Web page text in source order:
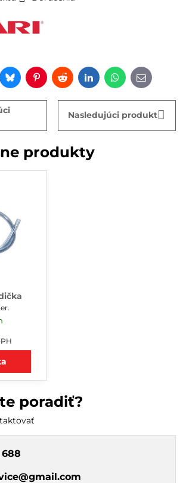
BlueskyPinterestRedditLinkedInWhatsApp
E-
mail
Nasledujúci produkt
produkty
poradiť?
688